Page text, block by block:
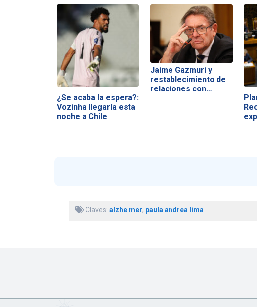
¿Se acaba la espera?:
Vozinha llegaría esta
noche a Chile
Jaime Gazmuri y
restablecimiento de
relaciones con…
Claves: alzheimer, paula andrea lima